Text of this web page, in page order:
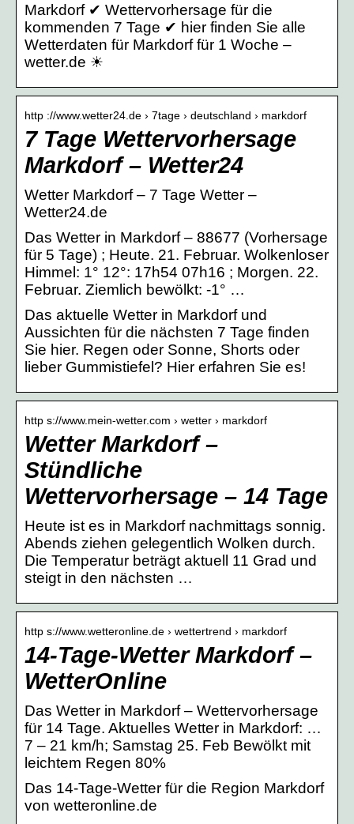
Markdorf ✔ Wettervorhersage für die
kommenden 7 Tage ✔ hier finden Sie alle
Wetterdaten für Markdorf für 1 Woche –
wetter.de ☀
http ://www.wetter24.de › 7tage › deutschland › markdorf
7 Tage Wettervorhersage
Markdorf – Wetter24
Wetter Markdorf – 7 Tage Wetter –
Wetter24.de
Das Wetter in Markdorf – 88677 (Vorhersage
für 5 Tage) ; Heute. 21. Februar. Wolkenloser
Himmel: 1° 12°: 17h54 07h16 ; Morgen. 22.
Februar. Ziemlich bewölkt: -1° …
Das aktuelle Wetter in Markdorf und
Aussichten für die nächsten 7 Tage finden
Sie hier. Regen oder Sonne, Shorts oder
lieber Gummistiefel? Hier erfahren Sie es!
http s://www.mein-wetter.com › wetter › markdorf
Wetter Markdorf –
Stündliche
Wettervorhersage – 14 Tage
Heute ist es in Markdorf nachmittags sonnig.
Abends ziehen gelegentlich Wolken durch.
Die Temperatur beträgt aktuell 11 Grad und
steigt in den nächsten …
http s://www.wetteronline.de › wettertrend › markdorf
14-Tage-Wetter Markdorf –
WetterOnline
Das Wetter in Markdorf – Wettervorhersage
für 14 Tage. Aktuelles Wetter in Markdorf: …
7 – 21 km/h; Samstag 25. Feb Bewölkt mit
leichtem Regen 80%
Das 14-Tage-Wetter für die Region Markdorf
von wetteronline.de